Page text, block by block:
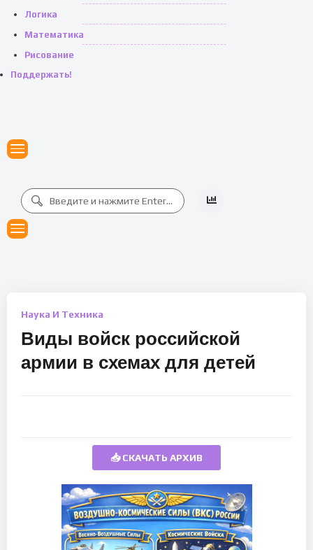
Логика
Математика
Рисование
Поддержать!
Наука И Техника
Виды войск российской
армии в схемах для детей
📥 СКАЧАТЬ АРХИВ